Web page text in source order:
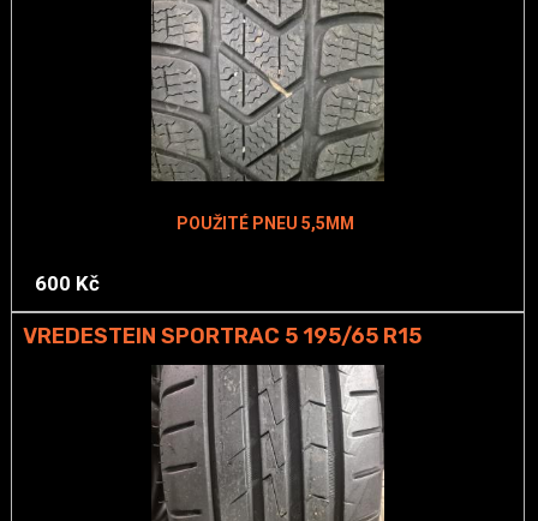
POUŽITÉ PNEU 5,5MM
600 Kč
VREDESTEIN SPORTRAC 5 195/65 R15